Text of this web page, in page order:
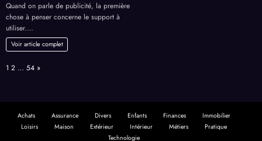
Quand on parle de publicité, la première
chose à penser concerne le support à
utiliser.…
Voir article complet
Page:
1 2 … 54 Next
»
Achats Assurance Divers Enfants Finances
Immobilier
Loisirs
Maison Extérieur Intérieur Métiers
Pratique
Technologie